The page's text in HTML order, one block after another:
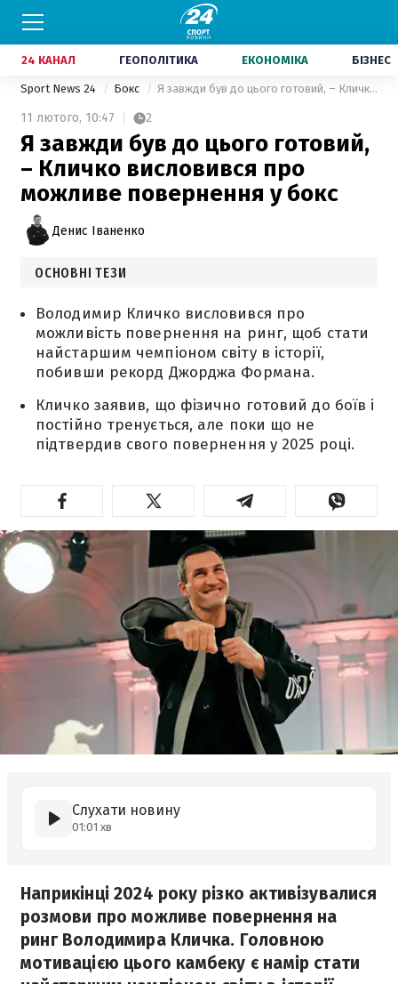
24 КАНАЛ ГЕОПОЛІТИКА ЕКОНОМІКА БІЗНЕС
Sport News 24 Бокс Я завжди був до цього готовий, – Кличко висловився про можливе повернення у бокс
11 лютого, 10:47 2
Я завжди був до цього готовий,
– Кличко висловився про
можливе повернення у бокс
Денис Іваненко
ОСНОВНІ ТЕЗИ
Володимир Кличко висловився про
можливість повернення на ринг, щоб стати
найстаршим чемпіоном світу в історії,
побивши рекорд Джорджа Формана.
Кличко заявив, що фізично готовий до боїв і
постійно тренується, але поки що не
підтвердив свого повернення у 2025 році.
Слухати новину
01:01 хв
Наприкінці 2024 року різко активізувалися
розмови про можливе повернення на
ринг Володимира Кличка. Головною
мотивацією цього камбеку є намір стати